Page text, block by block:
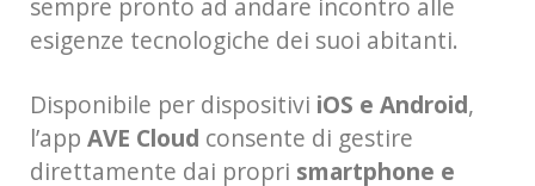
esigenze tecnologiche dei suoi abitanti.
Disponibile per dispositivi iOS e Android,
l’app AVE Cloud consente di gestire
direttamente dai propri smartphone e